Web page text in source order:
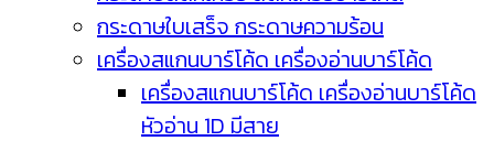
กระดาษใบเสร็จ กระดาษความร้อน
เครื่องสแกนบาร์โค้ด เครื่องอ่านบาร์โค้ด
เครื่องสแกนบาร์โค้ด เครื่องอ่านบาร์โค้ด
หัวอ่าน 1D มีสาย